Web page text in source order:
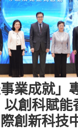
事業成就」
以創科賦能
創新科技